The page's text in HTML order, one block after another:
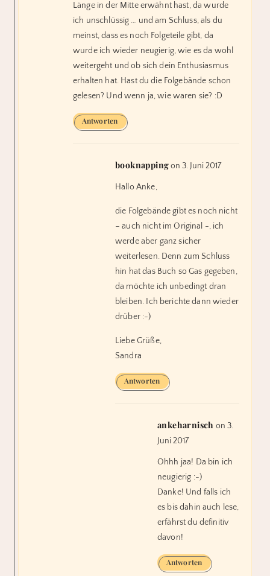
Länge in der Mitte erwähnt hast, da wurde
ich unschlüssig … und am Schluss, als du
meinst, dass es noch Folgeteile gibt, da
wurde ich wieder neugierig, wie es da wohl
weitergeht und ob sich dein Enthusiasmus
erhalten hat. Hast du die Folgebände schon
gelesen? Und wenn ja, wie waren sie? :D
Antworten
booknapping on 3. Juni 2017
Hallo Anke,
die Folgebände gibt es noch nicht
– auch nicht im Original -, ich
werde aber ganz sicher
weiterlesen. Denn zum Schluss
hin hat das Buch so Gas gegeben,
da möchte ich unbedingt dran
bleiben. Ich berichte dann wieder
drüber :-)
Liebe Grüße,
Sandra
Antworten
ankeharnisch on 3.
Juni 2017
Ohhh jaa! Da bin ich
neugierig :-)
Danke! Und falls ich
es bis dahin auch lese,
erfährst du definitiv
davon!
Antworten